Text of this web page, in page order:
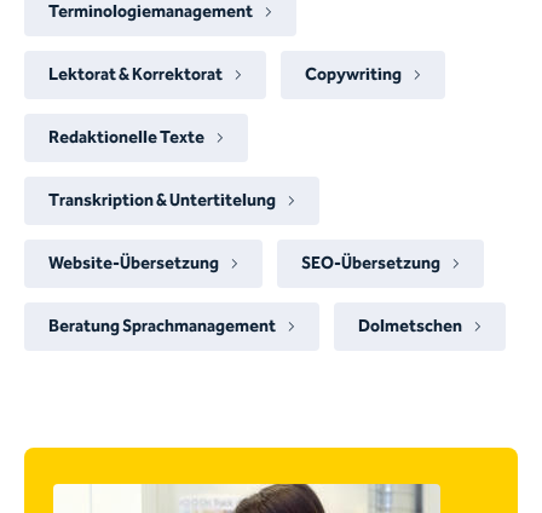
Terminologiemanagement
Lektorat & Korrektorat Copywriting
Redaktionelle Texte
Transkription & Untertitelung
Website-Übersetzung SEO-Übersetzung
Beratung Sprachmanagement Dolmetschen